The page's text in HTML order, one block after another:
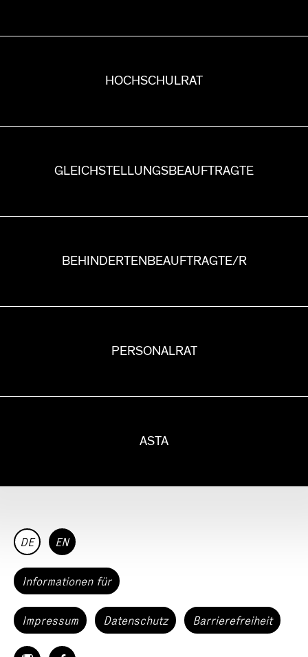
HOCHSCHULRAT
GLEICHSTELLUNGS­BEAUFTRAGTE
BEHINDERTEN­BEAUFTRAGTE/R
PERSONALRAT
ASTA
Informationen für
DE EN
Impressum Datenschutz Barrierefreiheit